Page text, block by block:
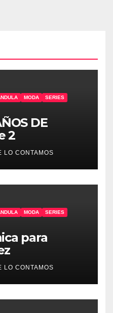
MODA
SERIES
DE
2
LO CONTAMOS
MODA
SERIES
para
LO CONTAMOS